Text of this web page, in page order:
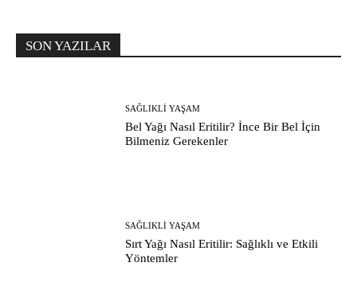
SON YAZILAR
SAĞLIKLI YAŞAM
Bel Yağı Nasıl Eritilir? İnce Bir Bel İçin
Bilmeniz Gerekenler
SAĞLIKLI YAŞAM
Sırt Yağı Nasıl Eritilir: Sağlıklı ve Etkili
Yöntemler